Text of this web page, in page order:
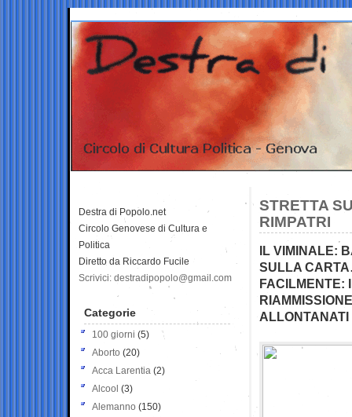
STRETTA
RIMPATRI
IL VIMINALE:
SULLA
FACILMENTE:
ALLONTANATI
Destra di Popolo.net
Circolo Genovese di Cultura e
Politica
Diretto da Riccardo Fucile
Scrivici: destradipopolo@gmail.com
Categorie
100 giorni (5)
Aborto (20)
Acca Larentia (2)
Alcool (3)
Alemanno (150)